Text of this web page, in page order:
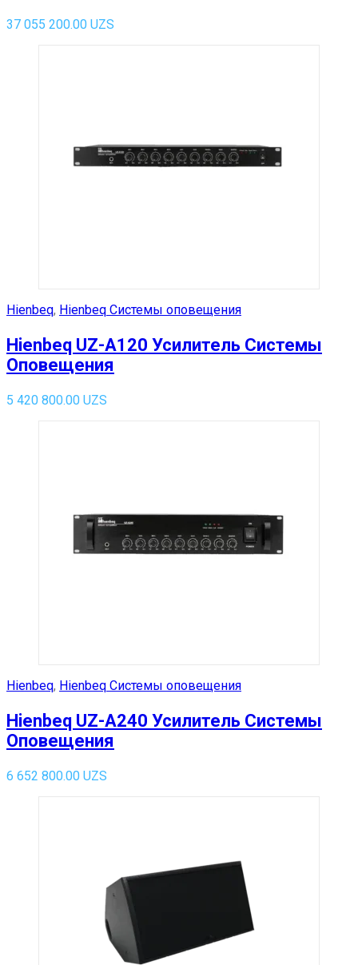
37 055 200.00 UZS
Hienbeq, Hienbeq Системы оповещения
Hienbeq UZ-A120 Усилитель Системы
Оповещения
5 420 800.00 UZS
Hienbeq, Hienbeq Системы оповещения
Hienbeq UZ-A240 Усилитель Системы
Оповещения
6 652 800.00 UZS